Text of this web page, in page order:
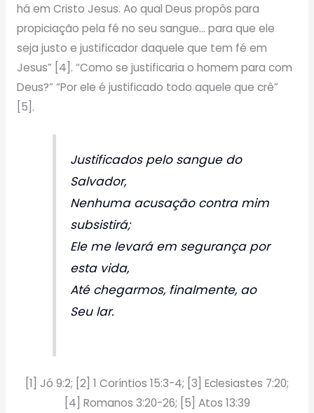
há em Cristo Jesus. Ao qual Deus propôs para
propiciação pela fé no seu sangue… para que ele
seja justo e justificador daquele que tem fé em
Jesus” [4]. “Como se justificaria o homem para com
Deus?” “Por ele é justificado todo aquele que crê”
[5].
Justificados pelo sangue do
Salvador,
Nenhuma acusação contra mim
subsistirá;
Ele me levará em segurança por
esta vida,
Até chegarmos, finalmente, ao
Seu lar.
[1] Jó 9:2; [2] 1 Coríntios 15:3-4; [3] Eclesiastes 7:20;
[4] Romanos 3:20-26; [5] Atos 13:39